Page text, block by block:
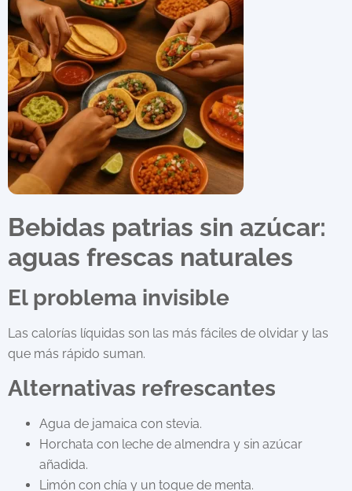
Bebidas patrias sin azúcar:
aguas frescas naturales
El problema invisible
Las calorías líquidas son las más fáciles de olvidar y las
que más rápido suman.
Alternativas refrescantes
Agua de jamaica con stevia.
Horchata con leche de almendra y sin azúcar
añadida.
Limón con chía y un toque de menta.